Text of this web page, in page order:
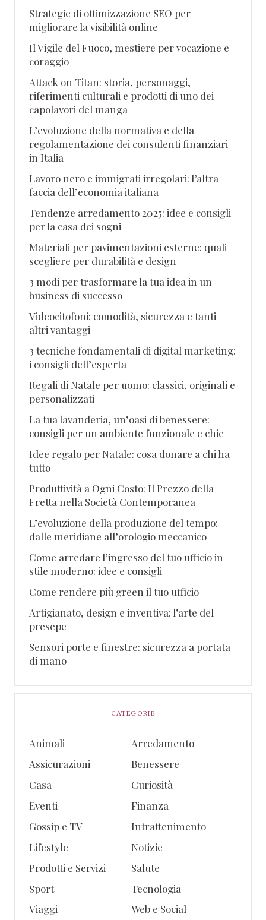
Strategie di ottimizzazione SEO per
migliorare la visibilità online
Il Vigile del Fuoco, mestiere per vocazione e
coraggio
Attack on Titan: storia, personaggi,
riferimenti culturali e prodotti di uno dei
capolavori del manga
L’evoluzione della normativa e della
regolamentazione dei consulenti finanziari
in Italia
Lavoro nero e immigrati irregolari: l’altra
faccia dell’economia italiana
Tendenze arredamento 2025: idee e consigli
per la casa dei sogni
Materiali per pavimentazioni esterne: quali
scegliere per durabilità e design
3 modi per trasformare la tua idea in un
business di successo
Videocitofoni: comodità, sicurezza e tanti
altri vantaggi
3 tecniche fondamentali di digital marketing:
i consigli dell’esperta
Regali di Natale per uomo: classici, originali e
personalizzati
La tua lavanderia, un’oasi di benessere:
consigli per un ambiente funzionale e chic
Idee regalo per Natale: cosa donare a chi ha
tutto
Produttività a Ogni Costo: Il Prezzo della
Fretta nella Società Contemporanea
L’evoluzione della produzione del tempo:
dalle meridiane all’orologio meccanico
Come arredare l’ingresso del tuo ufficio in
stile moderno: idee e consigli
Come rendere più green il tuo ufficio
Artigianato, design e inventiva: l’arte del
presepe
Sensori porte e finestre: sicurezza a portata
di mano
CATEGORIE
Animali
Arredamento
Assicurazioni
Benessere
Casa
Curiosità
Eventi
Finanza
Gossip e TV
Intrattenimento
Lifestyle
Notizie
Prodotti e Servizi
Salute
Sport
Tecnologia
Viaggi
Web e Social